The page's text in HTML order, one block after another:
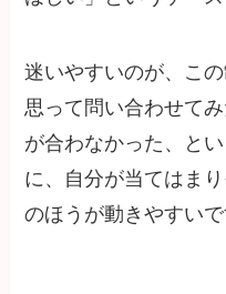
迷いやすいのが、こ
思って問い合わせて
が合わなかった、と
に、自分が当てはま
のほうが動きやすいで